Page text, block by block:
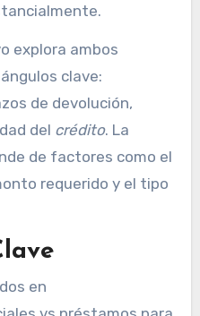
explora ambos
clave:
de devolución,
del crédito. La
de factores como el
requerido y el tipo
en